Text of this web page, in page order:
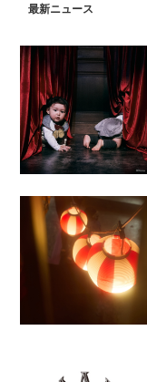
最新ニュース